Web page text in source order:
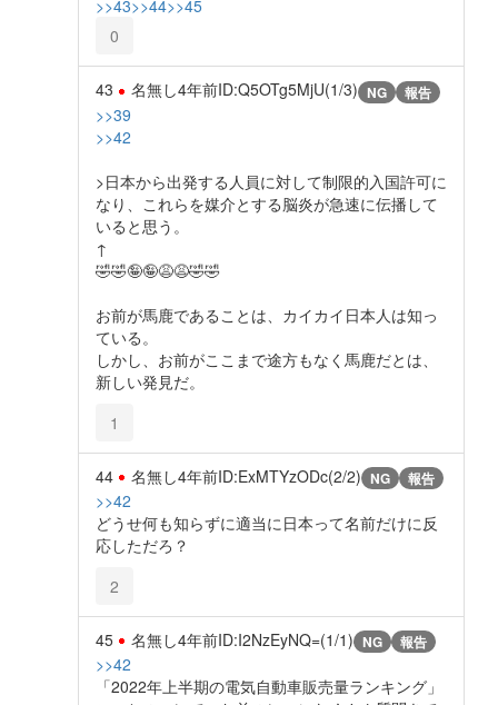
>>43>>44>>45
0
43 名無し4年前ID:Q5OTg5MjU(1/3) NG 報告
>>39
>>42
>日本から出発する人員に対して制限的入国許可に
なり、これらを媒介とする脳炎が急速に伝播して
いると思う。
↑
🤣🤣🤪🤪😩😩🤣🤣
お前が馬鹿であることは、カイカイ日本人は知っ
ている。
しかし、お前がここまで途方もなく馬鹿だとは、
新しい発見だ。
1
44 名無し4年前ID:ExMTYzODc(2/2) NG 報告
>>42
どうせ何も知らずに適当に日本って名前だけに反
応しただろ？
2
45 名無し4年前ID:I2NzEyNQ=(1/1) NG 報告
>>42
「2022年上半期の電気自動車販売量ランキング」